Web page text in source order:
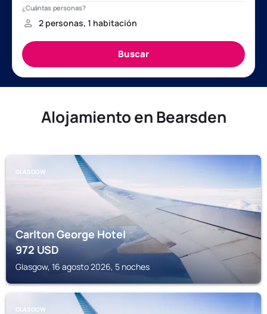
Alojamiento en Bearsden
GLASGOW
Carlton George Hotel
972USD
Glasgow, 16 agosto 2026, 5 noches
GLASGOW